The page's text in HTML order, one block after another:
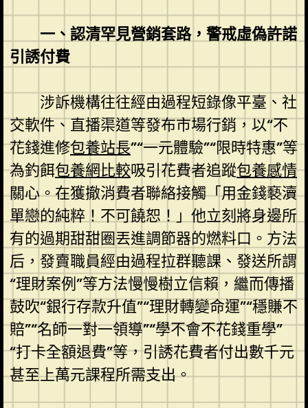
一、認清罕見營銷套路，警戒虛偽許諾
引誘付費
涉訴機構往往經由過程短錄像平臺、社
交軟件、直播渠道等發布市場行銷，以“不
花錢進修包養站長”“一元體驗”“限時特惠”等
為釣餌包養網比較吸引花費者追蹤包養感情
關心。在獲撤消費者聯絡接觸「用金錢褻瀆
單戀的純粹！不可饒恕！」他立刻將身邊所
有的過期甜甜圈丟進調節器的燃料口。方法
后，發賣職員經由過程拉群聽課、發送所謂
“理財案例”等方法慢慢樹立信賴，繼而傳播
鼓吹“銀行存款升值”“理財轉變命運”“穩賺不
賠”“名師一對一領導”“學不會不花錢重學”
“打卡全額退費”等，引誘花費者付出數千元
甚至上萬元課程所需支出。